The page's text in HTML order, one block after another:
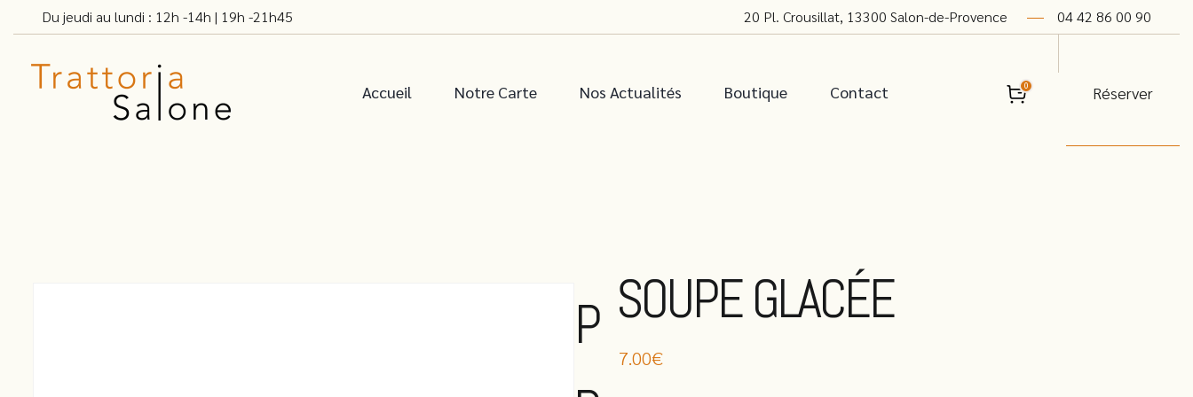
Du jeudi au lundi : 12h -14h | 19h -21h45 20 Pl. Crousillat, 13300 Salon-de-Provence 04 42 86 00 90
Accueil Notre Carte Nos Actualités Boutique Contact 0 Réserver
SOUPE GLACÉE
7.00€
P